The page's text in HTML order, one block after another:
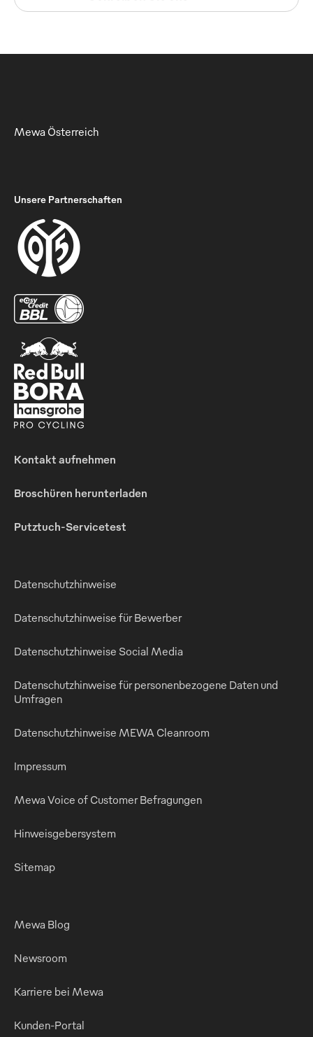
Mewa Österreich
Unsere Partnerschaften
Kontakt aufnehmen
Broschüren herunterladen
Putztuch-Servicetest
Datenschutzhinweise
Datenschutzhinweise für Bewerber
Datenschutzhinweise Social Media
Datenschutzhinweise für personenbezogene Daten und
Umfragen
Datenschutzhinweise MEWA Cleanroom
Impressum
Mewa Voice of Customer Befragungen
Hinweisgebersystem
Sitemap
Mewa Blog
Newsroom
Karriere bei Mewa
Kunden-Portal